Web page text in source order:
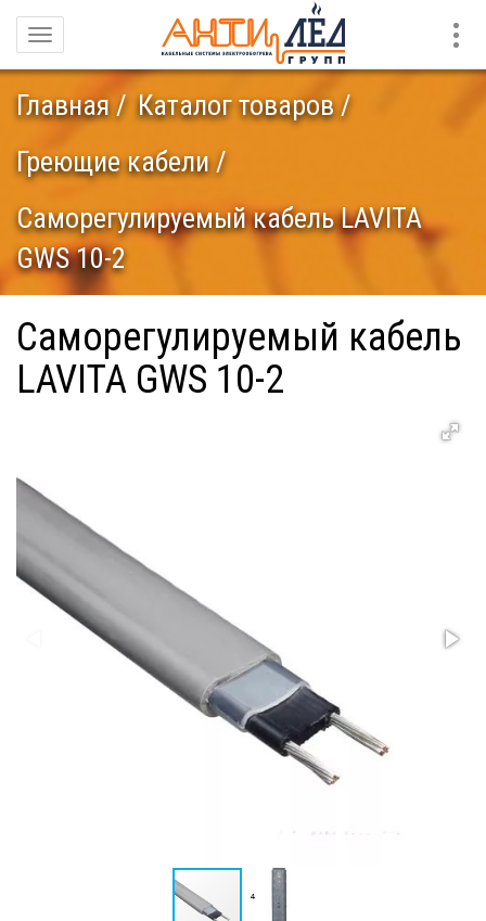
Навигация
Главная
Каталог товаров
Греющие кабели
Саморегулируемый кабель LAVITA
GWS 10-2
Саморегулируемый кабель
LAVITA GWS 10-2